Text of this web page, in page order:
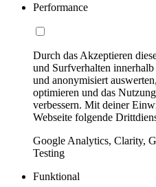
Performance
Durch das Akzeptieren
und Surfverhalten
und anonymisiert
optimieren und das
verbessern. Mit deiner
Webseite folgende
Google Analytics, Clarity,
Testing
Funktional